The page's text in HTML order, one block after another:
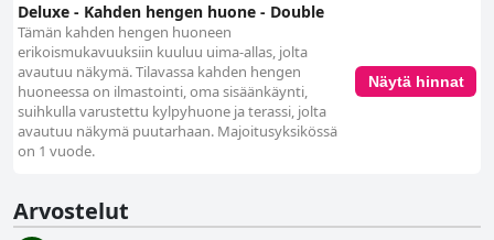
Deluxe - Kahden hengen huone - Double
Tämän kahden hengen huoneen
erikoismukavuuksiin kuuluu uima-allas, jolta
avautuu näkymä. Tilavassa kahden hengen
huoneessa on ilmastointi, oma sisäänkäynti,
suihkulla varustettu kylpyhuone ja terassi, jolta
avautuu näkymä puutarhaan. Majoitusyksikössä
on 1 vuode.
Näytä hinnat
Arvostelut